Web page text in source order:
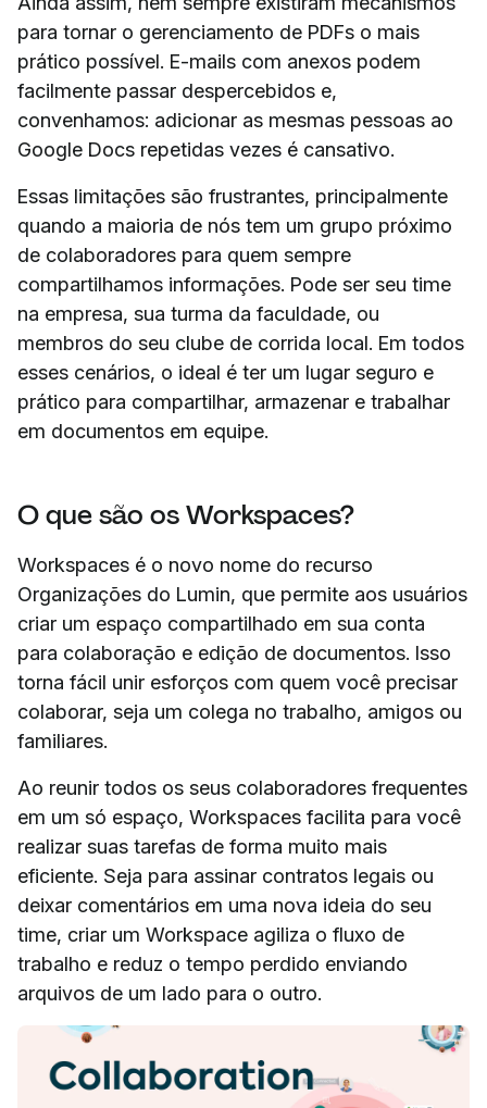
para tornar o gerenciamento de PDFs o mais
prático possível. E-mails com anexos podem
facilmente passar despercebidos e,
convenhamos: adicionar as mesmas pessoas ao
Google Docs repetidas vezes é cansativo.
Essas limitações são frustrantes, principalmente
quando a maioria de nós tem um grupo próximo
de colaboradores para quem sempre
compartilhamos informações. Pode ser seu time
na empresa, sua turma da faculdade, ou
membros do seu clube de corrida local. Em todos
esses cenários, o ideal é ter um lugar seguro e
prático para compartilhar, armazenar e trabalhar
em documentos em equipe.
O que são os Workspaces?
Workspaces é o novo nome do recurso
Organizações do Lumin, que permite aos usuários
criar um espaço compartilhado em sua conta
para colaboração e edição de documentos. Isso
torna fácil unir esforços com quem você precisar
colaborar, seja um colega no trabalho, amigos ou
familiares.
Ao reunir todos os seus colaboradores frequentes
em um só espaço, Workspaces facilita para você
realizar suas tarefas de forma muito mais
eficiente. Seja para assinar contratos legais ou
deixar comentários em uma nova ideia do seu
time, criar um Workspace agiliza o fluxo de
trabalho e reduz o tempo perdido enviando
arquivos de um lado para o outro.